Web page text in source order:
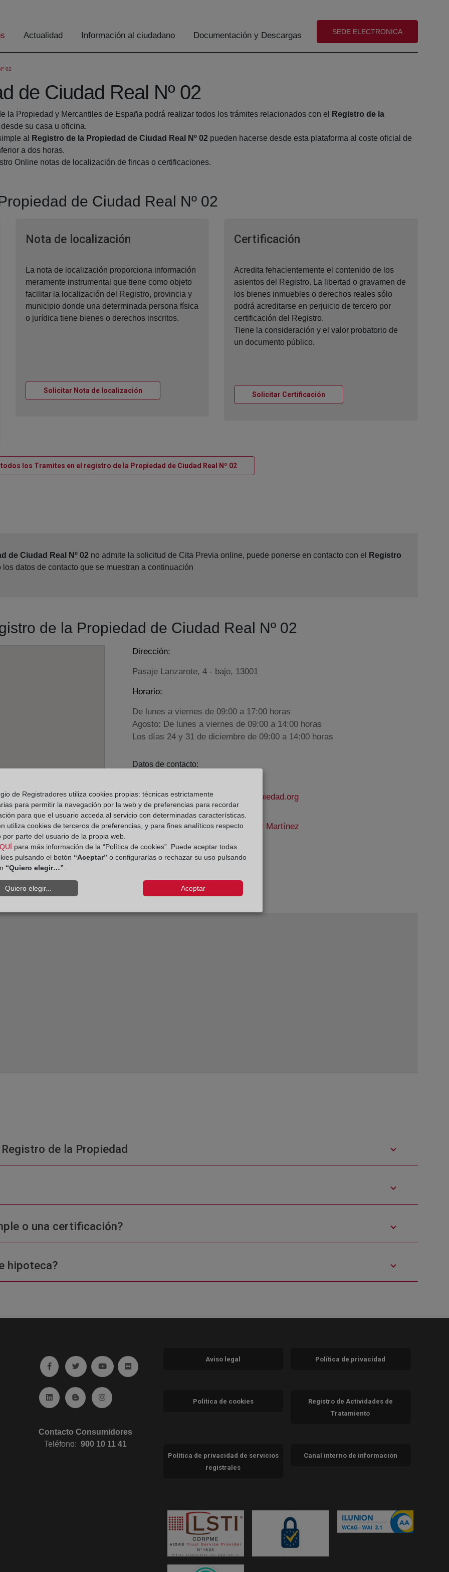
Actualidad Información al ciudadano Documentación y Descargas (abre en nueva ventana)
SEDE ELECTRONICA
02
de Ciudad Real Nº 02
la Propiedad y Mercantiles de España podrá realizar todos los trámites relacionados con el
Registro de la
su casa u oficina.
al
Registro de la Propiedad de Ciudad Real Nº 02 pueden hacerse desde esta plataforma al coste oficial de
a dos horas.
Online notas de localización de fincas o certificaciones.
de Ciudad Real Nº 02
Nota de localizaciónVentana nueva
La nota de localización proporciona información
meramente instrumental que tiene como objeto
facilitar la localización del Registro, provincia y
municipio donde una determinada persona física
o jurídica tiene bienes o derechos inscritos.
Solicitar Nota de localizaciónVentana nueva
Certificación
Acredita fehacientemente el contenido de los
asientos del Registro. La libertad o gravamen de
los bienes inmuebles o derechos reales sólo
podrá acreditarse en perjuicio de tercero por
certificación del Registro.
Tiene la consideración y el valor probatorio de
un documento público.
Solicitar Certificación
los Tramites en el registro de la Propiedad de Ciudad Real Nº 02
de Ciudad Real Nº 02 no admite la solicitud de Cita Previa online, puede ponerse en contacto con el
Registro
los datos de contacto que se muestran a continuación
de la Propiedad de Ciudad Real Nº 02
Dirección:
Pasaje Lanzarote, 4 - bajo, 13001
Horario:
De lunes a viernes de 09:00 a 17:00 horas
Agosto: De lunes a viernes de 09:00 a 14:00 horas
Los días 24 y 31 de diciembre de 09:00 a 14:00 horas
Datos de contacto:
ciudadreal2@registrodelapropiedad.org
Datos del Registrador:
Rosa M.ª Montijano-Carbonell Martínez
dpo@corpme.es
el distrito hipotecario
de la Propiedad
o una certificación?
hipoteca?
Ir a facebook (abre en ventana nueva)
Ir a twitter (abre en ventana nueva)
Ir a YouTube (abre en ventana nueva)
Ir a Flickr (abre en ventana nueva)
Ir a Linkedin (abre en ventana nueva)
Ir al Blog (abre en ventana nueva)
Ir a Instagram (abre en ventana nueva)
Contacto Consumidores
Teléfono:900 10 11 41
Aviso legal Política de privacidad
Política de cookies
Registro de Actividades de
Tratamiento
Política de privacidad de servicios
registrales
Canal interno de información
de Registradores utiliza cookies propias: técnicas estrictamente
para permitir la navegación por la web y de preferencias para recordar
para que el usuario acceda al servicio con determinadas características.
utiliza cookies de terceros de preferencias, y para fines analíticos respecto
por parte del usuario de la propia web.
para más información de la “Política de cookies”. Puede aceptar todas
pulsando el botón “Aceptar” o configurarlas o rechazar su uso pulsando
“Quiero elegir…”.
Quiero elegir... Aceptar